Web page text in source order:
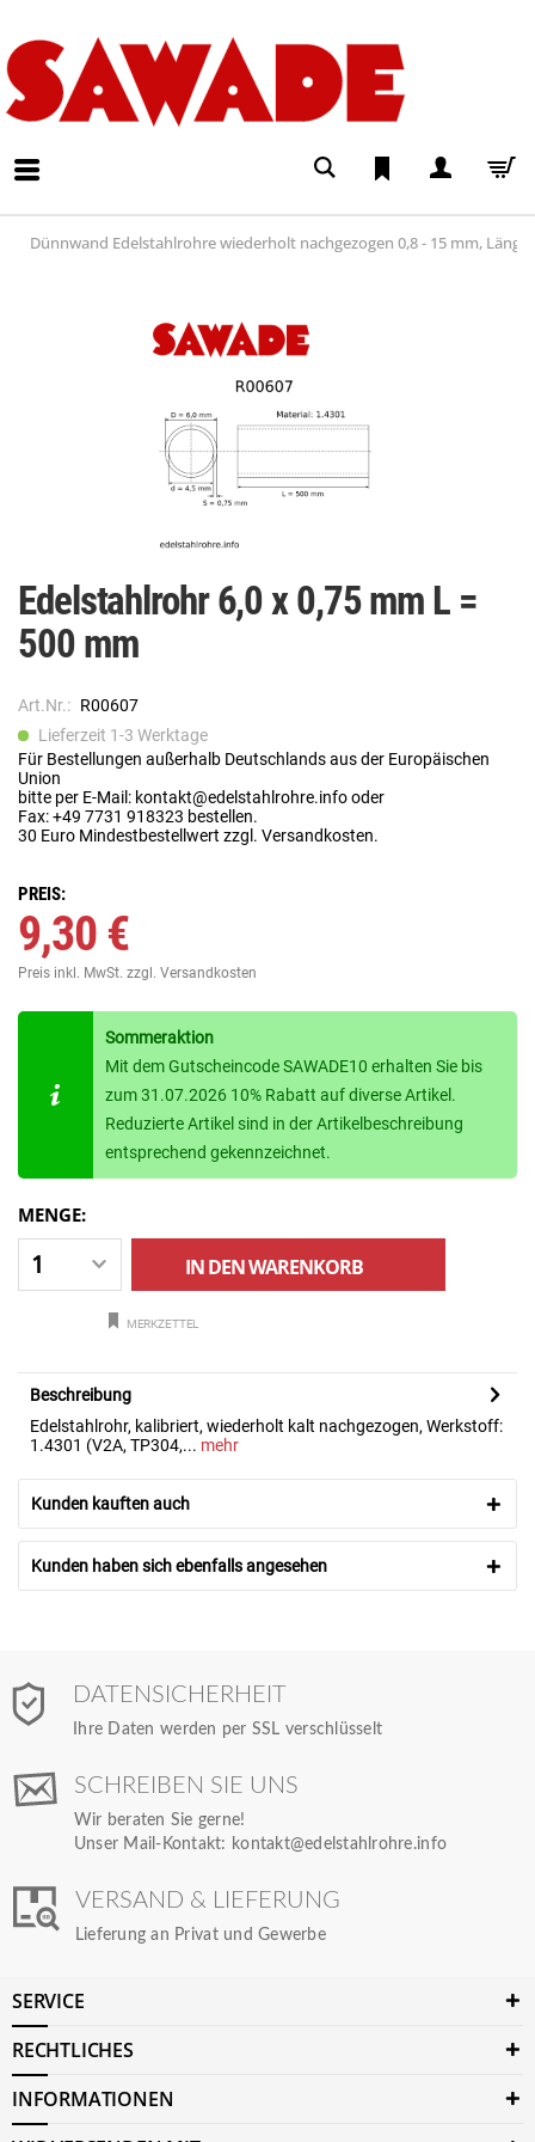
Dünnwand Edelstahlrohre wiederholt nachgezogen 0,8 - 15 mm, Länge
Edelstahlrohr 6,0 x 0,75 mm L =
500 mm
Art.Nr.: R00607
Lieferzeit 1-3 Werktage
Für Bestellungen außerhalb Deutschlands aus der Europäischen
Union
bitte per E-Mail: kontakt@edelstahlrohre.info oder
Fax: +49 7731 918323 bestellen.
30 Euro Mindestbestellwert zzgl. Versandkosten.
PREIS:
9,30 €
Preis inkl. MwSt. zzgl. Versandkosten
Sommeraktion
Mit dem Gutscheincode SAWADE10 erhalten Sie bis
zum 31.07.2026 10% Rabatt auf diverse Artikel.
Reduzierte Artikel sind in der Artikelbeschreibung
entsprechend gekennzeichnet.
MENGE:
IN DENWARENKORB
MERKZETTEL
Beschreibung
Edelstahlrohr, kalibriert, wiederholt kalt nachgezogen, Werkstoff:
1.4301 (V2A, TP304,... mehr
Kunden kauften auch
Kunden haben sich ebenfalls angesehen
DATENSICHERHEIT
Ihre Daten werden per SSL verschlüsselt
SCHREIBEN SIE UNS
Wir beraten Sie gerne!
Unser Mail-Kontakt: kontakt@edelstahlrohre.info
VERSAND & LIEFERUNG
Lieferung an Privat und Gewerbe
SERVICE
RECHTLICHES
INFORMATIONEN